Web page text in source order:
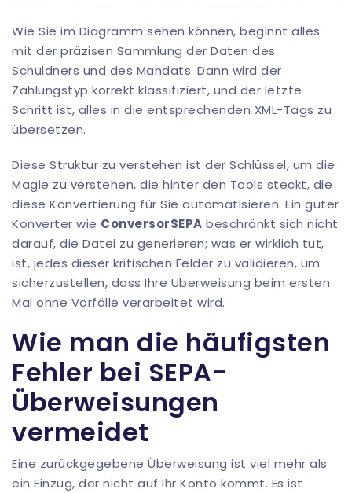
Wie Sie im Diagramm sehen können, beginnt alles
mit der präzisen Sammlung der Daten des
Schuldners und des Mandats. Dann wird der
Zahlungstyp korrekt klassifiziert, und der letzte
Schritt ist, alles in die entsprechenden XML-Tags zu
übersetzen.
Diese Struktur zu verstehen ist der Schlüssel, um die
Magie zu verstehen, die hinter den Tools steckt, die
diese Konvertierung für Sie automatisieren. Ein guter
Konverter wie ConversorSEPA beschränkt sich nicht
darauf, die Datei zu generieren; was er wirklich tut,
ist, jedes dieser kritischen Felder zu validieren, um
sicherzustellen, dass Ihre Überweisung beim ersten
Mal ohne Vorfälle verarbeitet wird.
Wie man die häufigsten
Fehler bei SEPA-
Überweisungen
vermeidet
Eine zurückgegebene Überweisung ist viel mehr als
ein Einzug, der nicht auf Ihr Konto kommt. Es ist